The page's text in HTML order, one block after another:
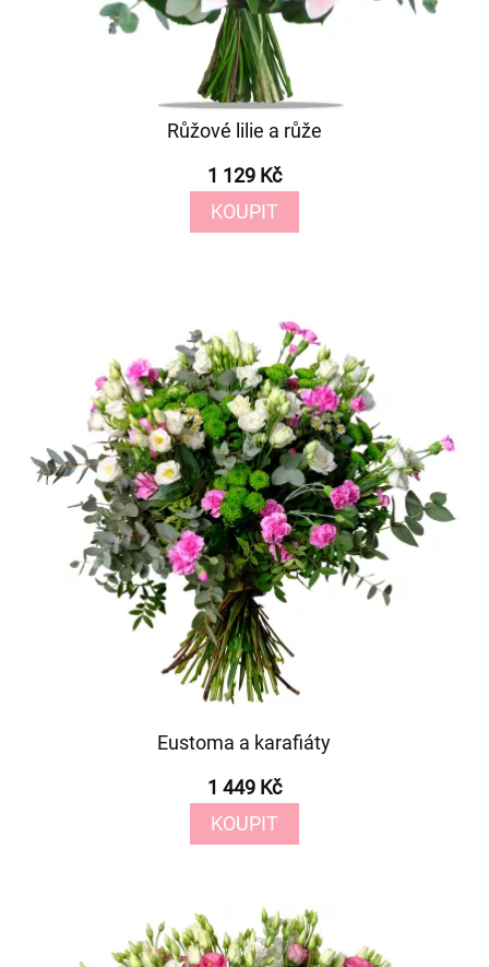
Růžové lilie a růže
1 129 Kč
KOUPIT
Eustoma a karafiáty
1 449 Kč
KOUPIT